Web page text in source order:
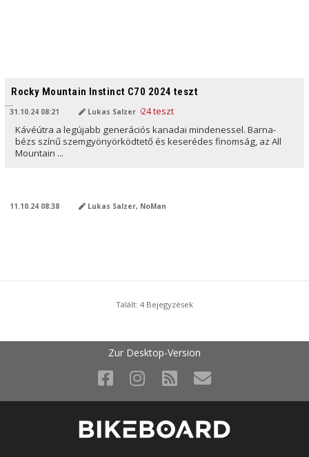
Rocky Mountain Instinct C70 2024 teszt
31.10.24 08:21 Lukas Salzer
Kávéútra a legújabb generációs kanadai mindenessel. Barna-
bézs színű szemgyönyörködtető és keserédes finomság, az All
Mountain ...
11.10.24 08:38 Lukas Salzer, NoMan
Talált: 4 Bejegyzések
Zur Desktop-Version